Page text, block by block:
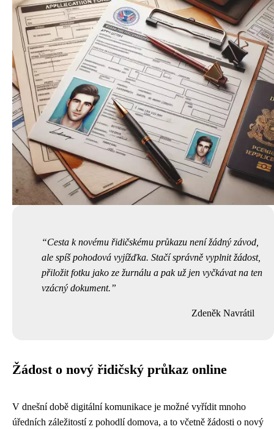
Cesta k novému řidičskému průkazu není žádný závod,
ale spíš pohodová vyjížďka. Stačí správně vyplnit žádost,
přiložit fotku jako ze žurnálu a pak už jen vyčkávat na ten
vzácný dokument.
Zdeněk Navrátil
Žádost o nový řidičský průkaz online
V dnešní době digitální komunikace je možné vyřídit mnoho
úředních záležitostí z pohodlí domova, a to včetně žádosti o nový